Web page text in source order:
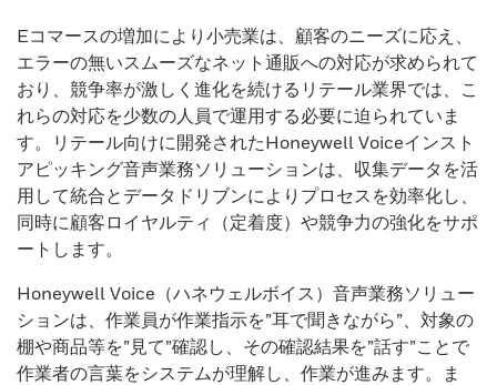
Eコマースの増加により小売業は、顧客のニーズに応え、
エラーの無いスムーズなネット通販への対応が求められて
おり、競争率が激しく進化を続けるリテール業界では、こ
れらの対応を少数の人員で運用する必要に迫られていま
す。リテール向けに開発されたHoneywell Voiceインスト
アピッキング音声業務ソリューションは、収集データを活
用して統合とデータドリブンによりプロセスを効率化し、
同時に顧客ロイヤルティ（定着度）や競争力の強化をサポ
ートします。
Honeywell Voice（ハネウェルボイス）音声業務ソリュー
ションは、作業員が作業指示を”耳で聞きながら”、対象の
棚や商品等を”見て”確認し、その確認結果を”話す”ことで
作業者の言葉をシステムが理解し、作業が進みます。ま